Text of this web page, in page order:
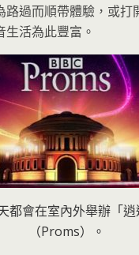
路過而順帶體驗，或打
活為此豐富。
都會在室內外舉辦「逍
（Proms）。